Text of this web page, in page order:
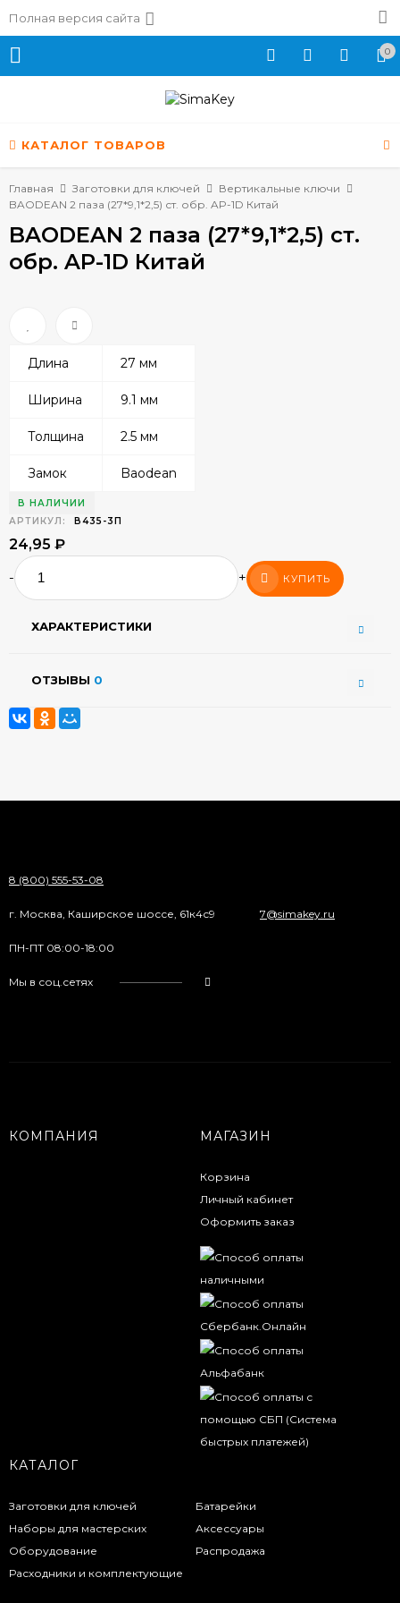
Полная версия сайта
0
КАТАЛОГ ТОВАРОВ
Главная Заготовки для ключей
Вертикальные ключи
BAODEAN 2 паза (27*9,1*2,5) ст. обр. AP-1D Китай
BAODEAN 2 паза (27*9,1*2,5) ст.
обр. AP-1D Китай
Длина 27 мм
Ширина 9.1 мм
Толщина 2.5 мм
Замок Baodean
В НАЛИЧИИ
АРТИКУЛ:
В435-3П
24,95 ₽
-
+ КУПИТЬ
ХАРАКТЕРИСТИКИ
ОТЗЫВЫ 0
8 (800) 555-53-08
г. Москва, Каширское шоссе, 61к4с9 7@simakey.ru
ПН-ПТ 08:00-18:00
Мы в соц.сетях
КОМПАНИЯ МАГАЗИН
Корзина
Личный кабинет
Оформить заказ
КАТАЛОГ
Заготовки для ключей
Наборы для мастерских
Оборудование
Расходники и комплектующие
Батарейки
Аксессуары
Распродажа